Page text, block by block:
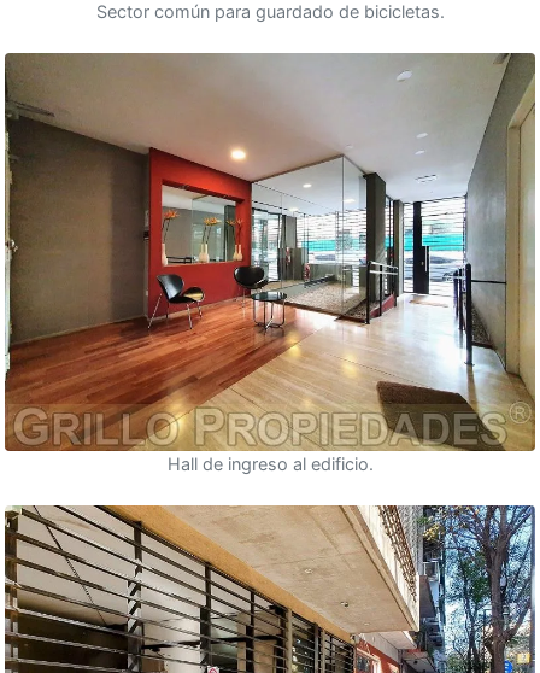
Sector común para guardado de bicicletas.
Hall de ingreso al edificio.